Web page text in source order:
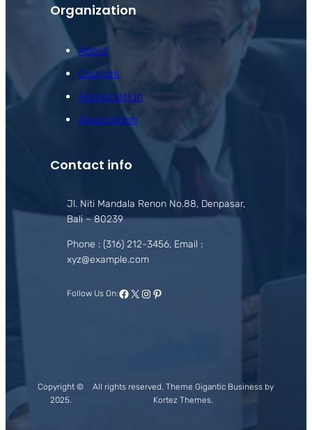
Organization
About
Courses
Appreciation
Association
Contact info
Jl. Niti Mandala Renon No.88, Denpasar,
Bali – 80239
Phone : (316) 212-3456, Email :
xyz@example.com
Follow Us On:Facebook
X Instagram
Pinterest
Copyright ©
2025.
All rights reserved. Theme Gigantic Business by
Kortez Themes.